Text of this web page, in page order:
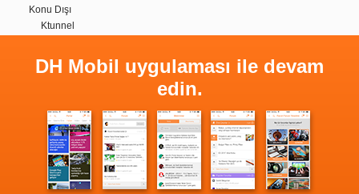
Konu Dışı
Ktunnel
DH Mobil uygulaması ile devam
edin.